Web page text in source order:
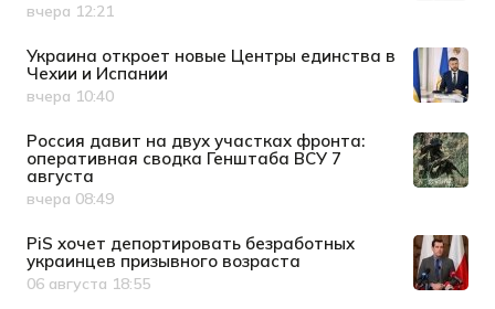
Дата публикации
вчера 12:21
Украина откроет новые Центры единства в
Чехии и Испании
Дата публикации
вчера 10:40
Россия давит на двух участках фронта:
оперативная сводка Генштаба ВСУ 7
августа
Дата публикации
вчера 08:49
PiS хочет депортировать безработных
украинцев призывного возраста
Дата публикации
06 августа 18:55